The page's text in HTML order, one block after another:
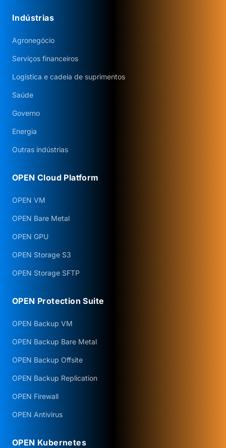
Indústrias
Agronegócio
Serviços financeiros
Logística e cadeia de suprimentos
Saúde
Governo
Energia
Outras indústrias
OPEN Cloud Platform
OPEN VM
OPEN Bare Metal
OPEN GPU
OPEN Storage S3
OPEN Storage SFTP
OPEN Protection Suite
OPEN Backup VM
OPEN Backup Bare Metal
OPEN Backup Offsite
OPEN Backup Replication
OPEN Firewall
OPEN Antivirus
OPEN Kubernetes